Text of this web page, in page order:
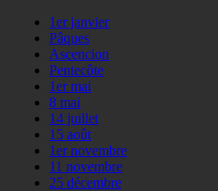
1er janvier
Pâques
Ascencion
Pentecôte
1er mai
8 mai
14 juillet
15 août
1er novembre
11 novembre
25 décembre